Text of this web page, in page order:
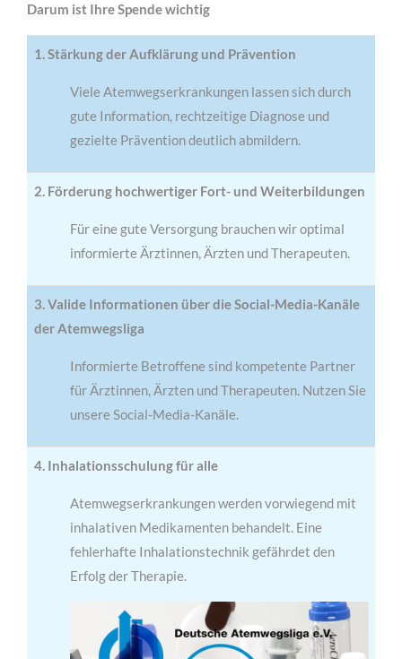
Darum ist Ihre Spende wichtig
1. Stärkung der Aufklärung und Prävention
Viele Atemwegserkrankungen lassen sich durch
gute Information, rechtzeitige Diagnose und
gezielte Prävention deutlich abmildern.
2. Förderung hochwertiger Fort- und Weiterbildungen
Für eine gute Versorgung brauchen wir optimal
informierte Ärztinnen, Ärzten und Therapeuten.
3. Valide Informationen über die Social-Media-Kanäle
der Atemwegsliga
Informierte Betroffene sind kompetente Partner
für Ärztinnen, Ärzten und Therapeuten. Nutzen Sie
unsere Social-Media-Kanäle.
4. Inhalationsschulung für alle
Atemwegserkrankungen werden vorwiegend mit
inhalativen Medikamenten behandelt. Eine
fehlerhafte Inhalationstechnik gefährdet den
Erfolg der Therapie.